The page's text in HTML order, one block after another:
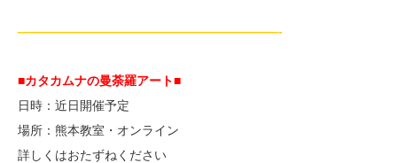
—————————————————————-
■カタカムナの曼荼羅アート■
日時：近日開催予定
場所：熊本教室・オンライン
詳しくはおたずねください